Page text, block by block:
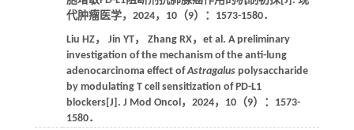
代肿瘤医学， 2024， 10（9）：1573-1580．
Liu HZ， Jin YT， Zhang RX，et al. A preliminary
investigation of the mechanism of the anti-lung
adenocarcinoma effect ofAstragaluspolysaccharide
by modulating T cell sensitization of PD-L1
blockers[J]. J Mod Oncol ， 2024， 10（9）：1573-
1580．